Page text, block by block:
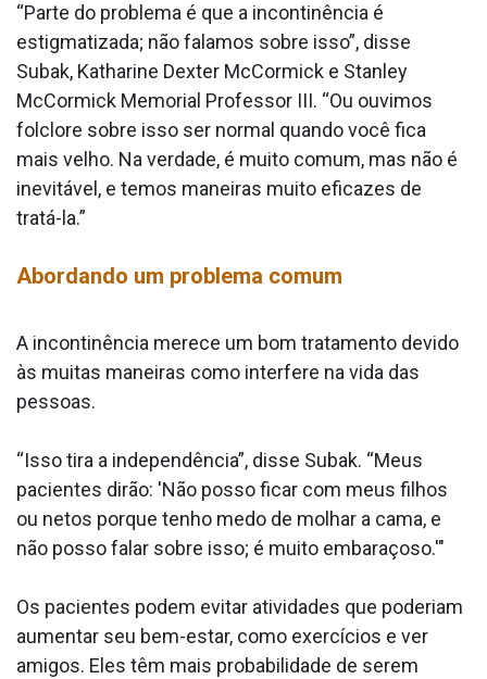
“Parte do problema é que a incontinência é
estigmatizada; não falamos sobre isso”, disse
Subak, Katharine Dexter McCormick e Stanley
McCormick Memorial Professor III. “Ou ouvimos
folclore sobre isso ser normal quando você fica
mais velho. Na verdade, é muito comum, mas não é
inevitável, e temos maneiras muito eficazes de
tratá-la.”
Abordando um problema comum
A incontinência merece um bom tratamento devido
às muitas maneiras como interfere na vida das
pessoas.
“Isso tira a independência”, disse Subak. “Meus
pacientes dirão: 'Não posso ficar com meus filhos
ou netos porque tenho medo de molhar a cama, e
não posso falar sobre isso; é muito embaraçoso.'"
Os pacientes podem evitar atividades que poderiam
aumentar seu bem-estar, como exercícios e ver
amigos. Eles têm mais probabilidade de serem